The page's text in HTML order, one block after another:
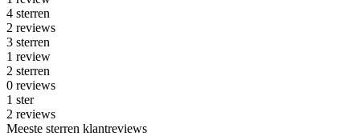
4 sterren
2 reviews
3 sterren
1 review
2 sterren
0 reviews
1 ster
2 reviews
Meeste sterren klantreviews